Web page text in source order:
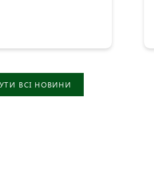
ВСІ НОВИНИ